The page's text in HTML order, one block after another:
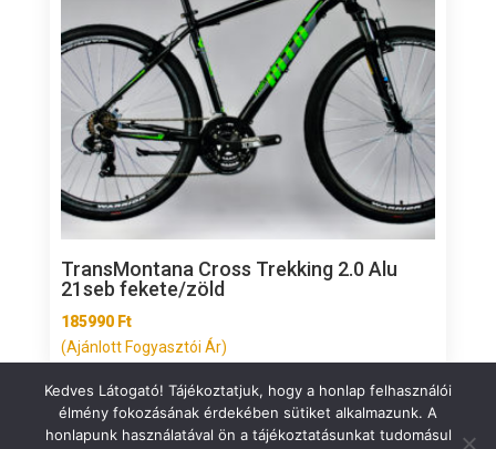
TransMontana Cross Trekking 2.0 Alu
21seb fekete/zöld
185990 Ft
(Ajánlott Fogyasztói Ár)
Kedves Látogató! Tájékoztatjuk, hogy a honlap felhasználói
élmény fokozásának érdekében sütiket alkalmazunk. A
honlapunk használatával ön a tájékoztatásunkat tudomásul